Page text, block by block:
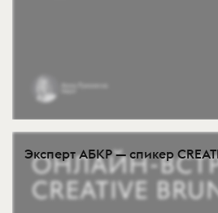
Эксперт АБКР — спикер